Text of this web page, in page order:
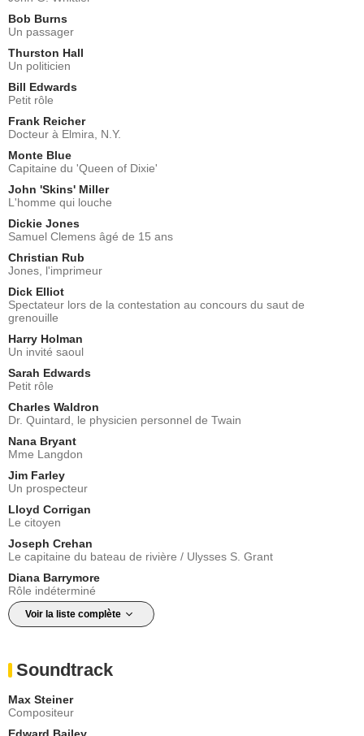
Bob Burns
Un passager
Thurston Hall
Un politicien
Bill Edwards
Petit rôle
Frank Reicher
Docteur à Elmira, N.Y.
Monte Blue
Capitaine du 'Queen of Dixie'
John 'Skins' Miller
L'homme qui louche
Dickie Jones
Samuel Clemens âgé de 15 ans
Christian Rub
Jones, l'imprimeur
Dick Elliot
Spectateur lors de la contestation au concours du saut de
grenouille
Harry Holman
Un invité saoul
Sarah Edwards
Petit rôle
Charles Waldron
Dr. Quintard, le physicien personnel de Twain
Nana Bryant
Mme Langdon
Jim Farley
Un prospecteur
Lloyd Corrigan
Le citoyen
Joseph Crehan
Le capitaine du bateau de rivière / Ulysses S. Grant
Diana Barrymore
Rôle indéterminé
Voir la liste complète
Soundtrack
Max Steiner
Compositeur
Edward Bailey